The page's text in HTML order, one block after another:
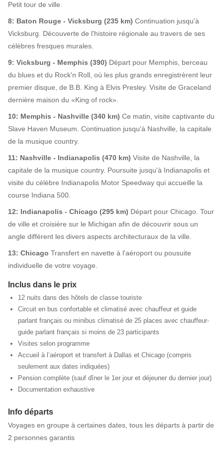
Petit tour de ville.
8: Baton Rouge - Vicksburg (235 km) Continuation jusqu'à
Vicksburg. Découverte de l'histoire régionale au travers de ses
célèbres fresques murales.
9: Vicksburg - Memphis (390) Départ pour Memphis, berceau
du blues et du Rock'n Roll, où les plus grands enregistrèrent leur
premier disque, de B.B. King à Elvis Presley. Visite de Graceland
dernière maison du «King of rock».
10: Memphis - Nashville (340 km) Ce matin, visite captivante du
Slave Haven Museum. Continuation jusqu'à Nashville, la capitale
de la musique country.
11: Nashville - Indianapolis (470 km) Visite de Nashville, la
capitale de la musique country. Poursuite jusqu'à Indianapolis et
visite du célèbre Indianapolis Motor Speedway qui accueille la
course Indiana 500.
12: Indianapolis - Chicago (295 km) Départ pour Chicago. Tour
de ville et croisière sur le Michigan afin de découvrir sous un
angle différent les divers aspects architecturaux de la ville.
13: Chicago Transfert en navette à l'aéroport ou pousuite
individuelle de votre voyage.
Inclus dans le prix
12 nuits dans des hôtels de classe touriste
Circuit en bus confortable et climatisé avec chauffeur et guide
parlant français ou minibus climatisé de 25 places avec chauffeur-
guide parlant français si moins de 23 participants
Visites selon programme
Accueil à l’aéroport et transfert à Dallas et Chicago (compris
seulement aux dates indiquées)
Pension complète (sauf dîner le 1er jour et déjeuner du dernier jour)
Documentation exhaustive
Info départs
Voyages en groupe à certaines dates, tous les départs à partir de
2 personnes garantis